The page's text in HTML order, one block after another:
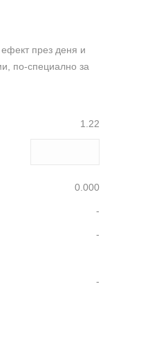
през деня и
по-специално за
1.22
0.000
-
-
-